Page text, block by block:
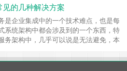
场景下，解决方案会有所差异，常见的
塞式重试； 2PC、3PC 传统事务； 使
台异步处理……继续阅读 »
的几种解决方案
是企业集成中的一个技术难点，也是每
系统架构中都会涉及到的一个东西，特
务架构中，几乎可以说是无法避免，本
之前，我们先从数据库事务说起。数据